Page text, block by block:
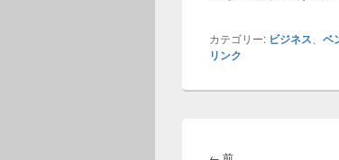
カテゴリー: ビジネス ベ
リンク
稿
← 前前